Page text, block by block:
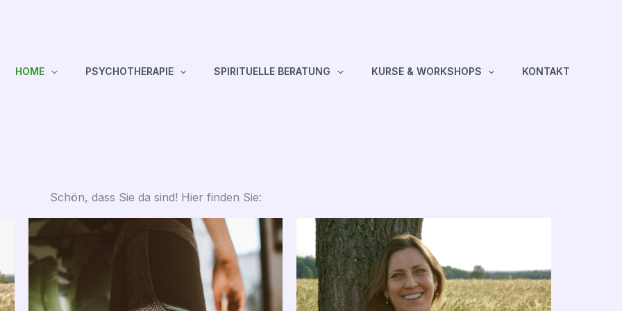
HOME PSYCHOTHERAPIE SPIRITUELLE BERATUNG KURSE & WORKSHOPS KONTAKT
Schön, dass Sie da sind! Hier finden Sie: